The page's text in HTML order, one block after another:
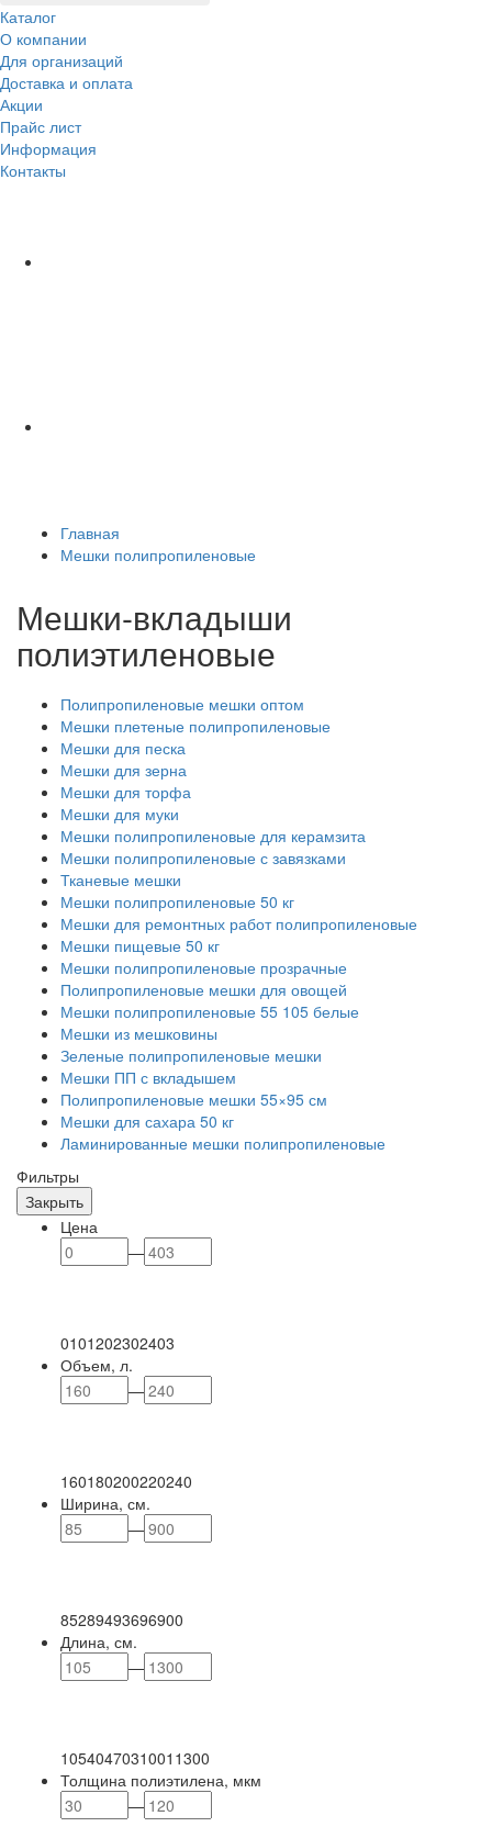
Каталог
О компании
Для организаций
Доставка и оплата
Акции
Прайс лист
Информация
Контакты
Главная
Мешки полипропиленовые
Мешки-вкладыши
полиэтиленовые
Полипропиленовые мешки оптом
Мешки плетеные полипропиленовые
Мешки для песка
Мешки для зерна
Мешки для торфа
Мешки для муки
Мешки полипропиленовые для керамзита
Мешки полипропиленовые с завязками
Тканевые мешки
Мешки полипропиленовые 50 кг
Мешки для ремонтных работ полипропиленовые
Мешки пищевые 50 кг
Мешки полипропиленовые прозрачные
Полипропиленовые мешки для овощей
Мешки полипропиленовые 55 105 белые
Мешки из мешковины
Зеленые полипропиленовые мешки
Мешки ПП с вкладышем
Полипропиленовые мешки 55×95 см
Мешки для сахара 50 кг
Ламинированные мешки полипропиленовые
Фильтры
Закрыть
Цена
—
0101202302403
Объем, л.
—
160180200220240
Ширина, см.
—
85289493696900
Длина, см.
—
1054047031001 1300
Толщина полиэтилена, мкм
—